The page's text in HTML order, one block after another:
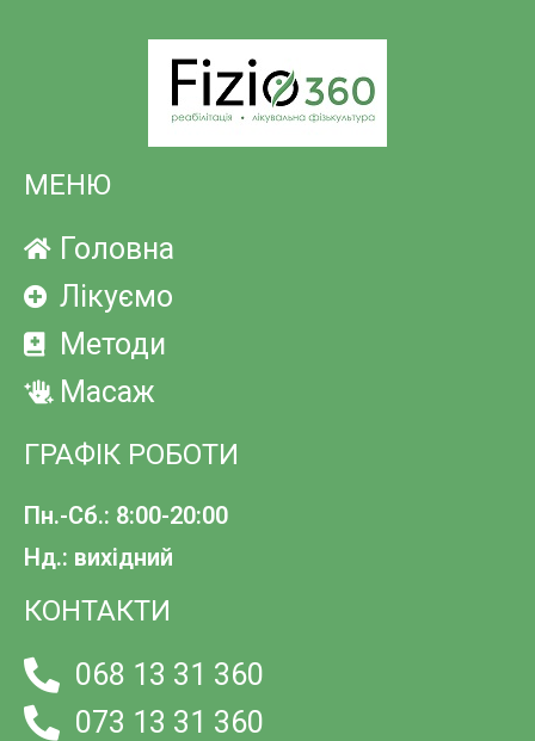
МЕНЮ
Головна
Лікуємо
Методи
Масаж
ГРАФІК РОБОТИ
Пн.-Сб.: 8:00-20:00
Нд.: вихідний
КОНТАКТИ
068 13 31 360
073 13 31 360